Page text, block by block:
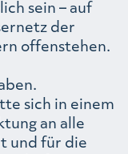
sein – auf
der
offenstehen.
sich in einem
an alle
und für die